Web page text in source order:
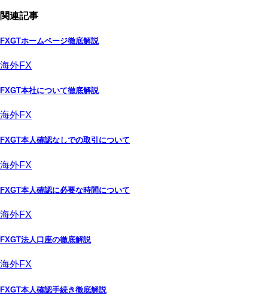
関連記事
FXGTホームページ徹底解説
海外FX
FXGT本社について徹底解説
海外FX
FXGT本人確認なしでの取引について
海外FX
FXGT本人確認に必要な時間について
海外FX
FXGT法人口座の徹底解説
海外FX
FXGT本人確認手続き徹底解説